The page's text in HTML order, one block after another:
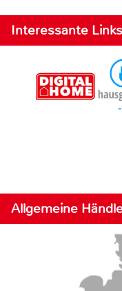
Interessante
Allgemeine